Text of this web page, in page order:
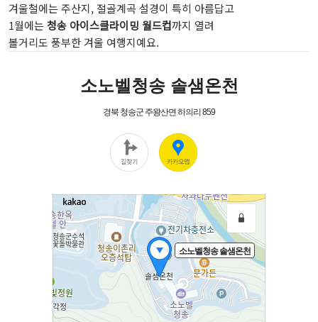
겨울철에는 주산지, 절골계곡 설경이 특히 아름답고
1월에는 청송 아이스클라이밍 월드컵까지 열려
볼거리도 풍부한 겨울 여행지예요.